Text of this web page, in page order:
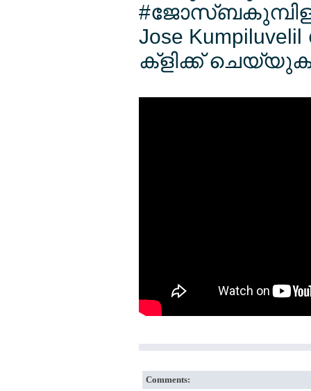
Jose
ക്ളിക്ക്
Comments: